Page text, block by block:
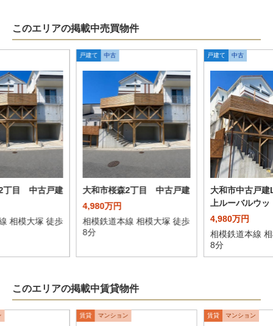
このエリアの掲載中売買物件
丁目 中古戸建
相模大塚 徒歩
戸建て 中古
大和市桜森2丁目 中古戸建
4,980万円
相模鉄道本線 相模大塚 徒歩
8分
戸建て 中古
大和市中古戸
上ルーバルウ
4,980万円
相模鉄道本線
8分
このエリアの掲載中賃貸物件
賃貸 マンション 賃貸 マンション